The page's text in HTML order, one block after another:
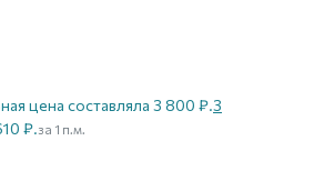
цена составляла 3 800 ₽.3
₽.за 1 п.м.